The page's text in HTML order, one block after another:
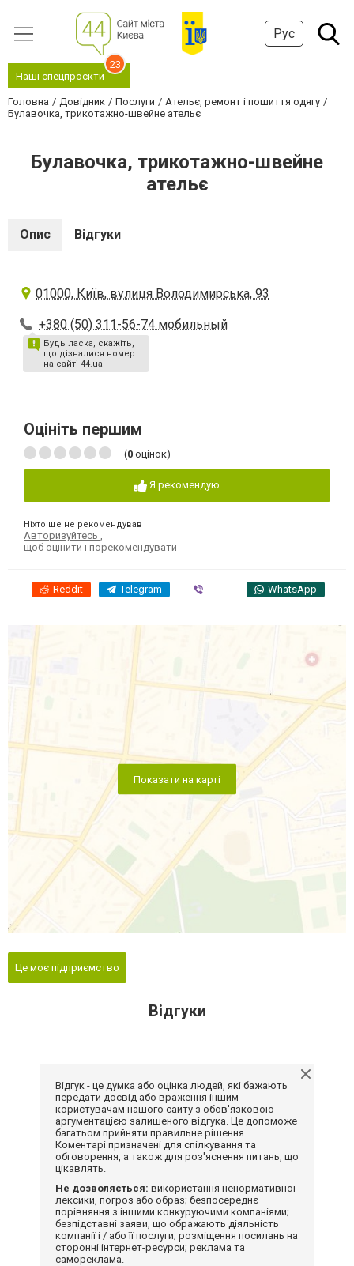
Рус
Наші спецпроєкти
23
Головна Довідник Послуги
Ательє, ремонт і пошиття одягу
Булавочка, трикотажно-швейне ательє
Булавочка, трикотажно-швейне
ательє
Опис Відгуки
01000, Київ, вулиця Володимирська, 93
+380 (50) 311-56-74 мобильный
Будь ласка, скажіть,
що дізналися номер
на сайті 44.ua
Оцініть першим
(0 оцінок)
Я рекомендую
Ніхто ще не рекомендував
Авторизуйтесь
щоб оцінити і порекомендувати
Reddit Telegram WhatsApp
Показати на карті
Це моє підприємство
Відгуки
Відгук - це думка або оцінка людей, які бажають
передати досвід або враження іншим
користувачам нашого сайту з обов'язковою
аргументацією залишеного відгука. Це допоможе
багатьом прийняти правильне рішення.
Коментарі призначені для спілкування та
обговорення, а також для роз'яснення питань, що
цікавлять.
Не дозволяється: використання ненормативної
лексики, погроз або образ; безпосереднє
порівняння з іншими конкуруючими компаніями;
безпідставні заяви, що ображають діяльність
компанії і / або її послуги; розміщення посилань на
сторонні інтернет-ресурси; реклама та
самореклама.